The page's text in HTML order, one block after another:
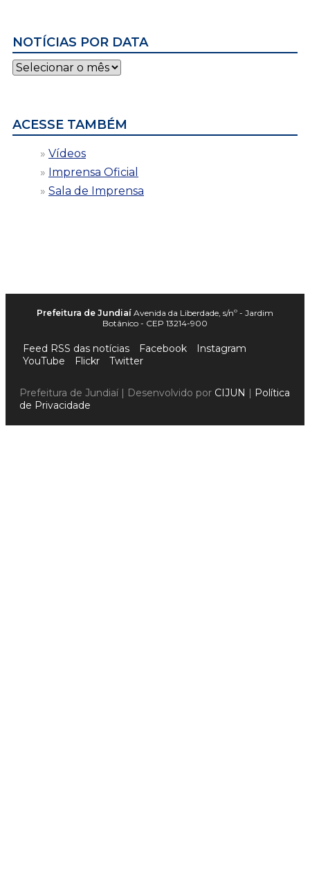
NOTÍCIAS POR DATA
Notícias
por
ACESSE TAMBÉM
Vídeos
Imprensa Oficial
Sala de Imprensa
Prefeitura de Jundiaí Avenida da Liberdade, s/nº - Jardim
Botânico - CEP 13214-900
Feed RSS das notícias Facebook
Instagram
YouTube
Flickr Twitter
Prefeitura de Jundiaí | Desenvolvido por CIJUN
Política
de Privacidade